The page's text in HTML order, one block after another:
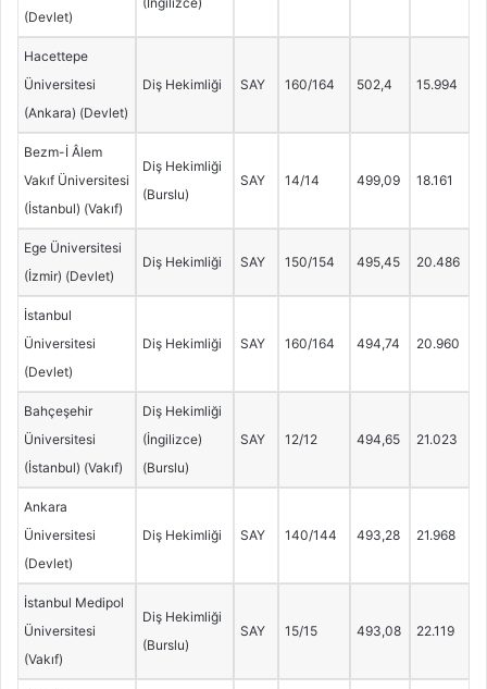
(Devlet)
Hacettepe
Üniversitesi
(Ankara) (Devlet)
Diş Hekimliği SAY 160/164 502,4 15.994
Bezm-İ Âlem
Vakıf Üniversitesi
(İstanbul) (Vakıf)
Diş Hekimliği
(Burslu)
SAY 14/14 499,09 18.161
Ege Üniversitesi
(İzmir) (Devlet)
Diş Hekimliği SAY 150/154 495,45 20.486
İstanbul
Üniversitesi
(Devlet)
Diş Hekimliği SAY 160/164 494,74 20.960
Bahçeşehir
Üniversitesi
(İstanbul) (Vakıf)
Diş Hekimliği
(İngilizce)
(Burslu)
SAY 12/12 494,65 21.023
Ankara
Üniversitesi
(Devlet)
Diş Hekimliği SAY 140/144 493,28 21.968
İstanbul Medipol
Üniversitesi
(Vakıf)
Diş Hekimliği
(Burslu)
SAY 15/15 493,08 22.119